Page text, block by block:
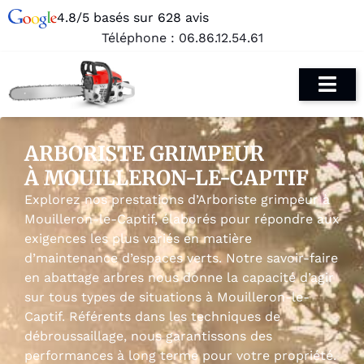
4.8/5 basés sur 628 avis
Téléphone : 06.86.12.54.61
ARBORISTE GRIMPEUR
À MOUILLERON-LE-CAPTIF
Explorez nos prestations d’Arboriste grimpeur à
Mouilleron-le-Captif, élaborés pour répondre aux
exigences les plus variés en matière
d’maintenance d’espaces verts. Notre savoir-faire
en abattage arbres nous donne la capacité d’agir
sur tous types de situations à Mouilleron-le-
Captif. Référents dans les techniques de
débroussaillage, nous garantissons des
performances à long terme pour votre propriété.